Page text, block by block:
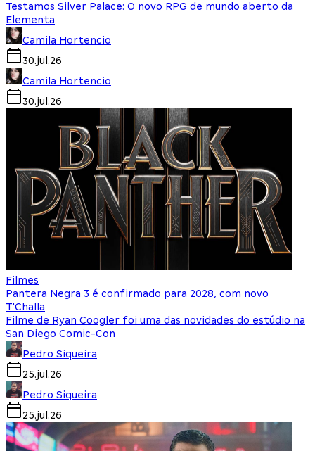
Testamos Silver Palace: O novo RPG de mundo aberto da
Elementa
Camila Hortencio
30.jul.26
Camila Hortencio
30.jul.26
Filmes
Pantera Negra 3 é confirmado para 2028, com novo
T'Challa
Filme de Ryan Coogler foi uma das novidades do estúdio na
San Diego Comic-Con
Pedro Siqueira
25.jul.26
Pedro Siqueira
25.jul.26